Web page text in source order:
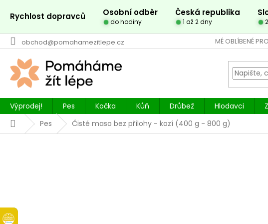
obsah
Rychlost dopravců Osobní odběr Česká republika
do hodiny 1 až 2 dny
obchod@pomahamezitlepe.cz MÉ OBLÍBENÉ
Výprodej! Pes Kočka Kůň Drůbež Hlodavci
DomůPes Čisté maso bez přílohy - kozí (400 g - 800 g)